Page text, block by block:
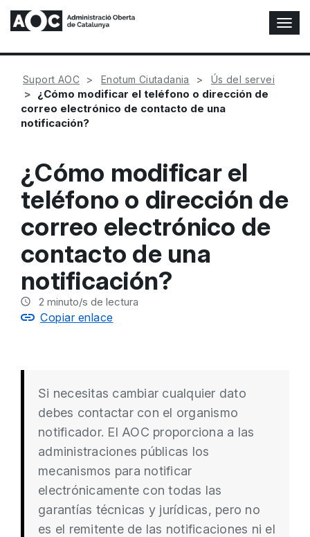
A
l
t
g
Suport AOC Enotum Ciutadania Ús del servei
¿Cómo modificar el teléfono o dirección de
correo electrónico de contacto de una
notificación?
¿Cómo modificar el
teléfono o dirección de
correo electrónico de
contacto de una
notificación?
2 minuto/s de lectura
Copiar enlace
Si necesitas cambiar cualquier dato
debes contactar con el organismo
notificador. El AOC proporciona a las
administraciones públicas los
mecanismos para notificar
electrónicamente con todas las
garantías técnicas y jurídicas, pero no
es el remitente de las notificaciones ni el